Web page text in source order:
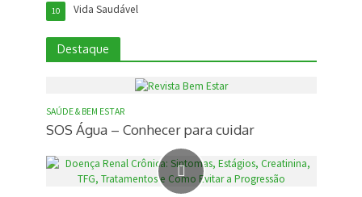
Vida Saudável
10
Destaque
SAÚDE & BEM ESTAR
SOS Água – Conhecer para cuidar